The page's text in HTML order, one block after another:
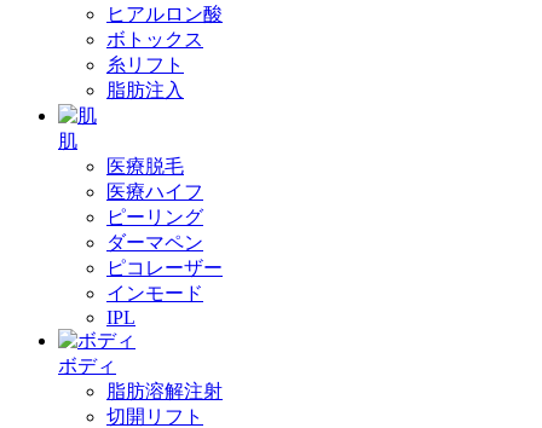
ヒアルロン酸
ボトックス
糸リフト
脂肪注入
肌
医療脱毛
医療ハイフ
ピーリング
ダーマペン
ピコレーザー
インモード
IPL
ボディ
脂肪溶解注射
切開リフト